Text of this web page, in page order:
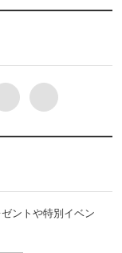
ントや特別イベン